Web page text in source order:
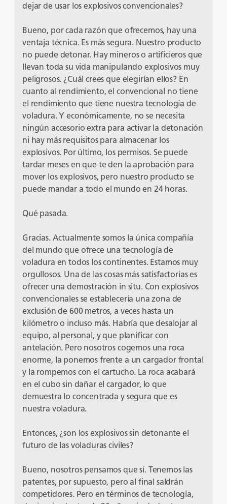
dejar de usar los explosivos convencionales?
Bueno, por cada razón que ofrecemos, hay una
ventaja técnica. Es más segura. Nuestro producto
no puede detonar. Hay mineros o artificieros que
llevan toda su vida manipulando explosivos muy
peligrosos. ¿Cuál crees que elegirían ellos? En
cuanto al rendimiento, el convencional no tiene
el rendimiento que tiene nuestra tecnología de
voladura. Y económicamente, no se necesita
ningún accesorio extra para activar la detonación
ni hay más requisitos para almacenar los
explosivos. Por último, los permisos. Se puede
tardar meses en que te den la aprobación para
mover los explosivos, pero nuestro producto se
puede mandar a todo el mundo en 24 horas.
Qué pasada.
Gracias. Actualmente somos la única compañía
del mundo que ofrece una tecnología de
voladura en todos los continentes. Estamos muy
orgullosos. Una de las cosas más satisfactorias es
ofrecer una demostración in situ. Con explosivos
convencionales se establecería una zona de
exclusión de 600 metros, a veces hasta un
kilómetro o incluso más. Habría que desalojar al
equipo, al personal, y que planificar con
antelación. Pero nosotros cogemos una roca
enorme, la ponemos frente a un cargador frontal
y la rompemos con el cartucho. La roca acabará
en el cubo sin dañar el cargador, lo que
demuestra lo concentrada y segura que es
nuestra voladura.
Entonces, ¿son los explosivos sin detonante el
futuro de las voladuras civiles?
Bueno, nosotros pensamos que sí. Tenemos las
patentes, por supuesto, pero al final saldrán
competidores. Pero en términos de tecnología,